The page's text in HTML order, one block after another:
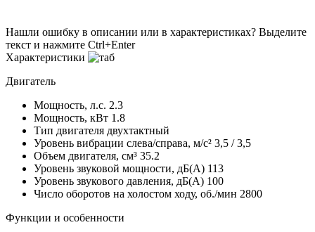
Нашли ошибку в описании или в характеристиках? Выделите
текст и нажмите Ctrl+Enter
Характеристики
Двигатель
Мощность, л.с. 2.3
Мощность, кВт 1.8
Тип двигателя двухтактный
Уровень вибрации слева/справа, м/с² 3,5 / 3,5
Объем двигателя, см³ 35.2
Уровень звуковой мощности, дБ(A) 113
Уровень звукового давления, дБ(A) 100
Число оборотов на холостом ходу, об./мин 2800
Функции и особенности